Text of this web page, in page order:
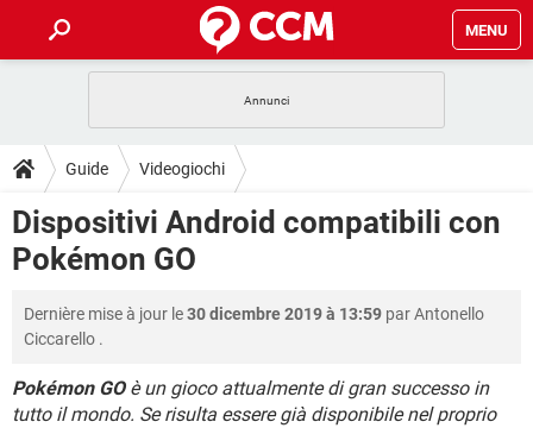
MENU
INTRATTENIMENTO
iOS WINDOWS 10
INSTAGRAM
HARDWARE
GUIDE
COVID-19
INTRATTENIMENTO ANDROID
INSTAGRAM WHATSAPP
HARDWARE
DOWNLOAD
COVID-19
iOS
INSTAGRAM WHATSAPP
TIKTOK FACEBOOK
FORUM
COVID-19 GAMING
iOS WINDOWS 10
GLOSSARIO
COVID-19 GAMING
INTRATTENIMENTO ANDROID
Guide Videogiochi
Dispositivi Android compatibili con
Pokémon GO
Dernière mise à jour le30 dicembre 2019 à 13:59 parAntonello
Ciccarello .
Pokémon GOè un gioco attualmente di gran successo in
tutto il mondo. Se risulta essere già disponibile nel proprio